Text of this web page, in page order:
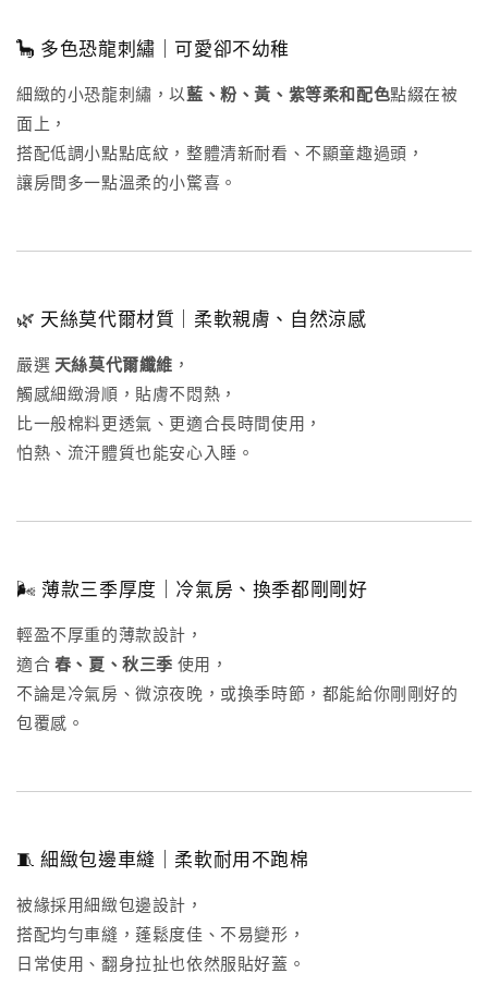
🦕 多色恐龍刺繡｜可愛卻不幼稚
細緻的小恐龍刺繡，以藍、粉、黃、紫等柔和配色點綴在被
面上，
搭配低調小點點底紋，整體清新耐看、不顯童趣過頭，
讓房間多一點溫柔的小驚喜。
🌿 天絲莫代爾材質｜柔軟親膚、自然涼感
嚴選 天絲莫代爾纖維 ，
觸感細緻滑順，貼膚不悶熱，
比一般棉料更透氣、更適合長時間使用，
怕熱、流汗體質也能安心入睡。
🌬 薄款三季厚度｜冷氣房、換季都剛剛好
輕盈不厚重的薄款設計，
適合春、夏、秋三季 使用，
不論是冷氣房、微涼夜晚，或換季時節，都能給你剛剛好的
包覆感。
🧵 細緻包邊車縫｜柔軟耐用不跑棉
被緣採用細緻包邊設計，
搭配均勻車縫，蓬鬆度佳、不易變形，
日常使用、翻身拉扯也依然服貼好蓋。